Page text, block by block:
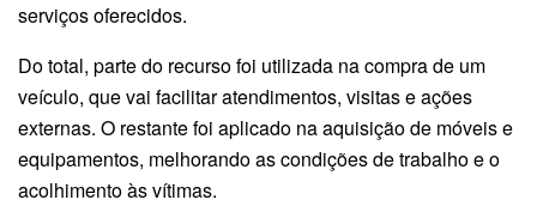
serviços oferecidos.
Do total, parte do recurso foi utilizada na compra de um
veículo, que vai facilitar atendimentos, visitas e ações
externas. O restante foi aplicado na aquisição de móveis e
equipamentos, melhorando as condições de trabalho e o
acolhimento às vítimas.